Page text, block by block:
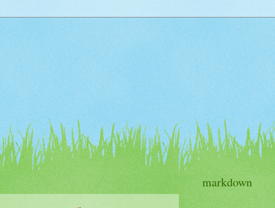
markdown